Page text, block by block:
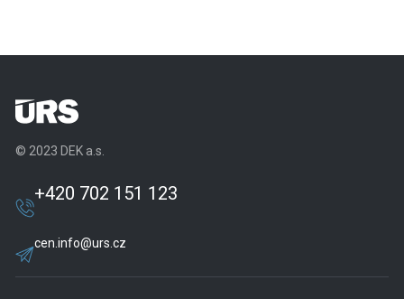
© 2023 DEK a.s.
+420 702 151 123
cen.info@urs.cz